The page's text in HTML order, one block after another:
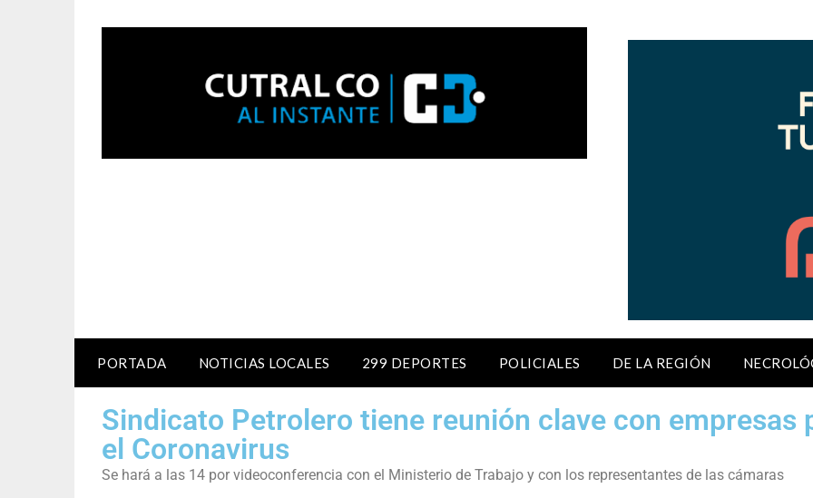
PORTADA NOTICIAS LOCALES 299 DEPORTES POLICIALES DE LA REGIÓN
Sindicato Petrolero tiene reunión clave con empresas
el Coronavirus
Se hará a las 14 por videoconferencia con el Ministerio de Trabajo y con los representantes de las cámaras